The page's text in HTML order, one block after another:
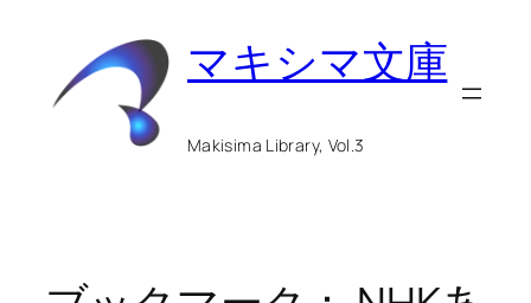
マキシマ文庫
Makisima Library, Vol.3